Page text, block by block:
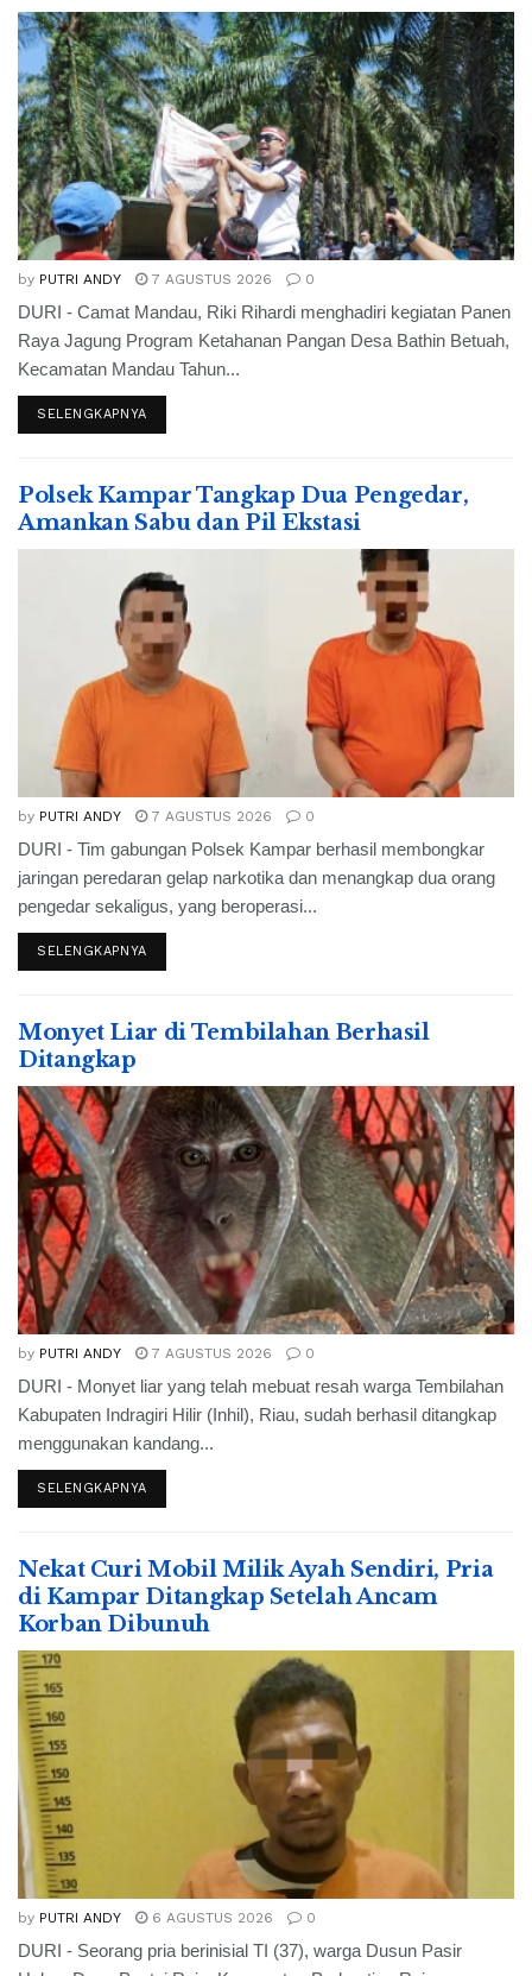
by PUTRI ANDY 7 AGUSTUS 2026 0
DURI - Camat Mandau, Riki Rihardi menghadiri kegiatan Panen
Raya Jagung Program Ketahanan Pangan Desa Bathin Betuah,
Kecamatan Mandau Tahun...
SELENGKAPNYA
Polsek Kampar Tangkap Dua Pengedar,
Amankan Sabu dan Pil Ekstasi
by PUTRI ANDY 7 AGUSTUS 2026 0
DURI - Tim gabungan Polsek Kampar berhasil membongkar
jaringan peredaran gelap narkotika dan menangkap dua orang
pengedar sekaligus, yang beroperasi...
SELENGKAPNYA
Monyet Liar di Tembilahan Berhasil
Ditangkap
by PUTRI ANDY 7 AGUSTUS 2026 0
DURI - Monyet liar yang telah mebuat resah warga Tembilahan
Kabupaten Indragiri Hilir (Inhil), Riau, sudah berhasil ditangkap
menggunakan kandang...
SELENGKAPNYA
Nekat Curi Mobil Milik Ayah Sendiri, Pria
di Kampar Ditangkap Setelah Ancam
Korban Dibunuh
by PUTRI ANDY 6 AGUSTUS 2026 0
DURI - Seorang pria berinisial TI (37), warga Dusun Pasir